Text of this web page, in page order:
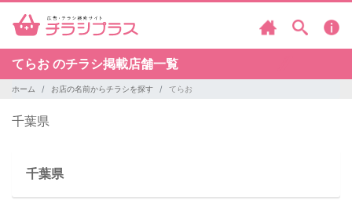
てらお のチラシ掲載店舗一覧
ホーム お店の名前からチラシを探す てらお
千葉県
千葉県